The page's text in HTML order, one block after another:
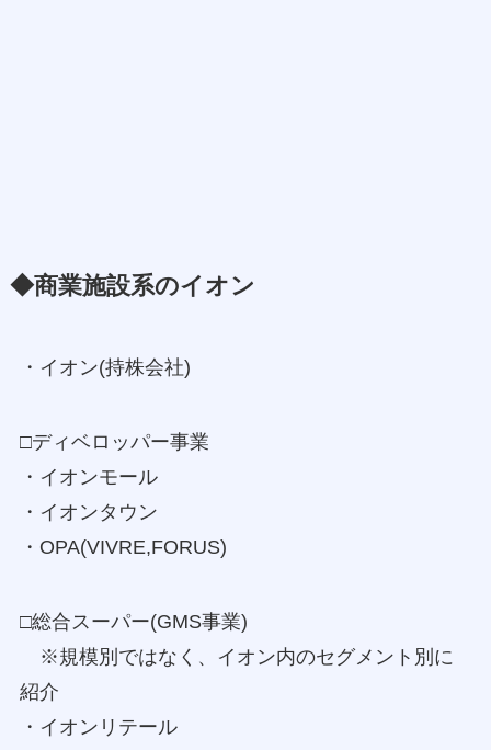
◆商業施設系のイオン
・イオン(持株会社)
□ディベロッパー事業
・イオンモール
・イオンタウン
・OPA(VIVRE,FORUS)
□総合スーパー(GMS事業)
※規模別ではなく、イオン内のセグメント別に
紹介
・イオンリテール